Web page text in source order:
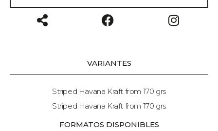
VARIANTES
Striped Havana Kraft from 170 grs
Striped Havana Kraft from 170 grs
FORMATOS DISPONIBLES